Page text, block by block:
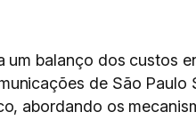
um balanço dos custos
de São
abordando os